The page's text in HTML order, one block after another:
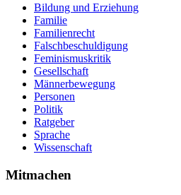
Bildung und Erziehung
Familie
Familienrecht
Falschbeschuldigung
Feminismuskritik
Gesellschaft
Männerbewegung
Personen
Politik
Ratgeber
Sprache
Wissenschaft
Mitmachen